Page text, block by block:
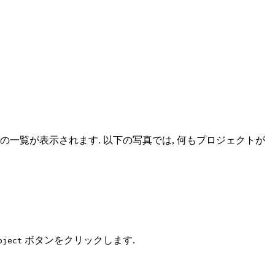
一覧が表示されます. 以下の写真では, 何もプロジェクトが
ボタンをクリックします.